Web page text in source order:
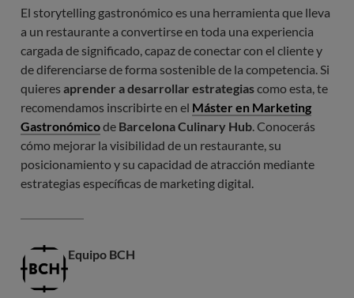
El storytelling gastronómico es una herramienta que lleva
a un restaurante a convertirse en toda una experiencia
cargada de significado, capaz de conectar con el cliente y
de diferenciarse de forma sostenible de la competencia. Si
quieres aprender a desarrollar estrategiascomo esta, te
recomendamos inscribirte en el Máster en Marketing
Gastronómicode Barcelona Culinary Hub. Conocerás
cómo mejorar la visibilidad de un restaurante, su
posicionamiento y su capacidad de atracción mediante
estrategias específicas de marketing digital.
Equipo BCH